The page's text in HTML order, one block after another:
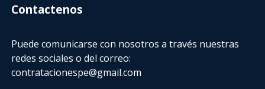
Contactenos
Puede comunicarse con nosotros a través nuestras
redes sociales o del correo:
contratacionespe@gmail.com